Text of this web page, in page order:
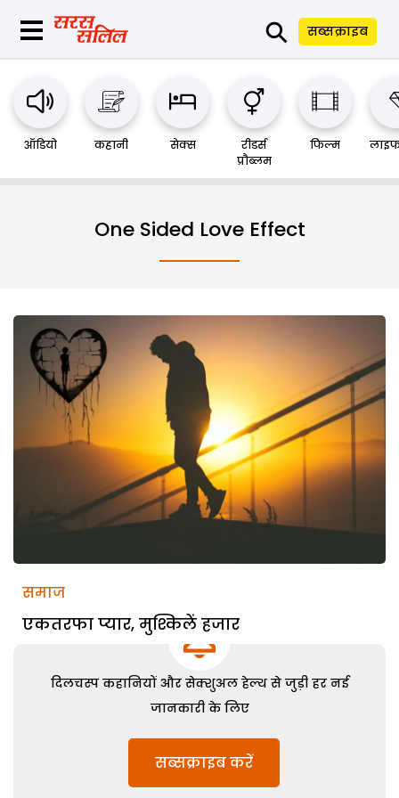
⚲ सब्सक्राइब
ऑडियो कहानी सेक्स
रीडर्स
प्रौब्लम
फिल्म
One Sided Love Effect
समाज
एकतरफा प्यार, मुश्किलें हजार
दिलचस्प कहानियों और सेक्शुअल हेल्थ से जुड़ी हर नई
जानकारी के लिए
सब्सक्राइब करें